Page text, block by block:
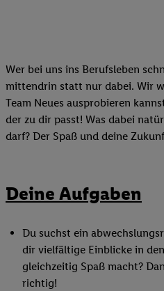
Wer bei uns ins Berufsleben
mittendrin statt nur dabei. Wir
Team Neues ausprobieren
der zu dir passt! Was dabei
darf? Der Spaß und deine
Deine Aufgaben
Du suchst ein
dir vielfältige Einblicke in
gleichzeitig Spaß macht?
richtig!